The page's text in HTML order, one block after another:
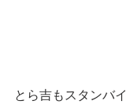
とら吉もスタンバイ